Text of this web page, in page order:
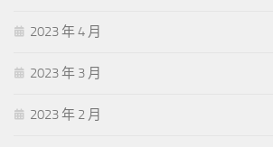
2023 年 4 月
2023 年 3 月
2023 年 2 月